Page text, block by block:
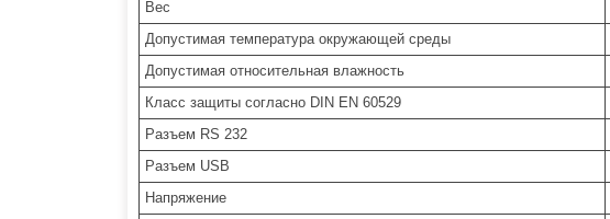
Вес
Допустимая температура окружающей среды
Допустимая относительная влажность
Класс защиты согласно DIN EN 60529
Разъем RS 232
Разъем USB
Напряжение